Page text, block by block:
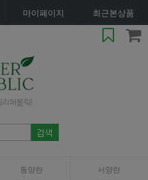
마이페이지 최근본상품
동양란 서양란